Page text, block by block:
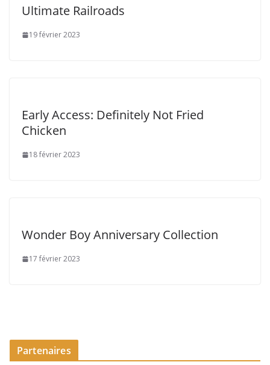
Ultimate Railroads
19 février 2023
Early Access: Definitely Not Fried
Chicken
18 février 2023
Wonder Boy Anniversary Collection
17 février 2023
Partenaires